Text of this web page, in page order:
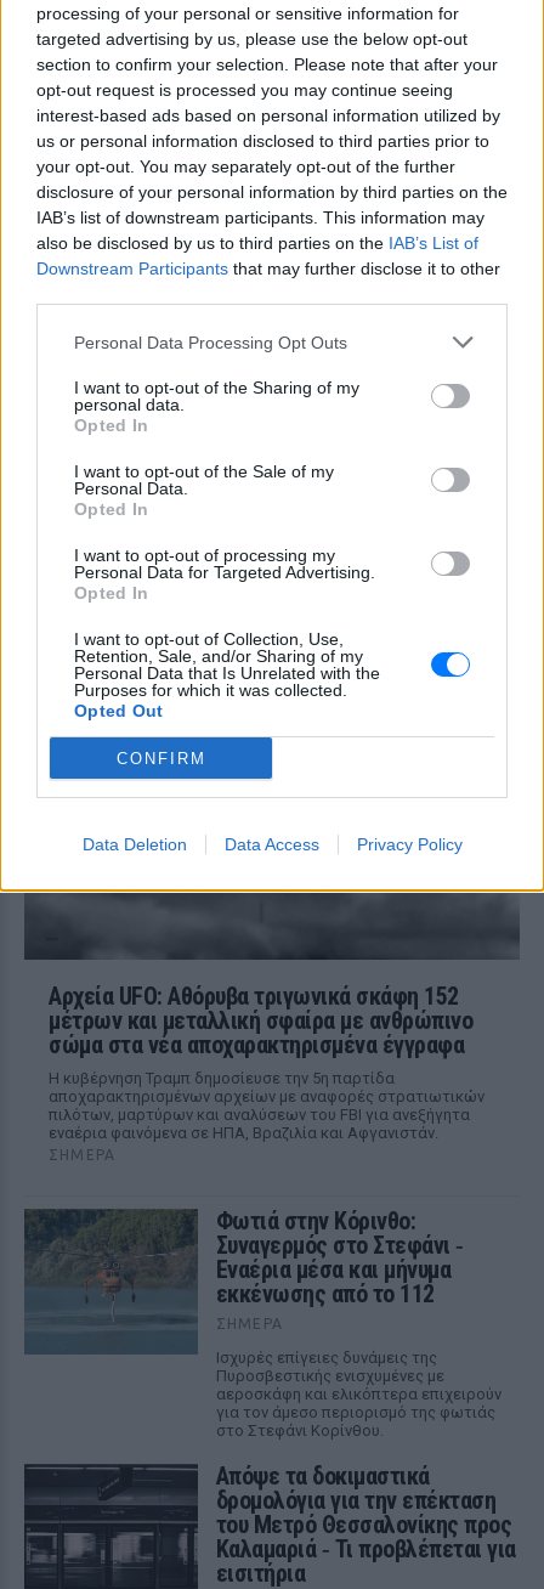
processing of your personal or sensitive information for
targeted advertising by us, please use the below opt-out
section to confirm your selection. Please note that after your
opt-out request is processed you may continue seeing
interest-based ads based on personal information utilized by
us or personal information disclosed to third parties prior to
your opt-out. You may separately opt-out of the further
disclosure of your personal information by third parties on the
IAB’s list of downstream participants. This information may
also be disclosed by us to third parties on the IAB’s List of
Downstream Participants that may further disclose it to other
Personal Data Processing Opt Outs
I want to opt-out of the Sharing of my
personal data.
Opted In
I want to opt-out of the Sale of my
Personal Data.
Opted In
I want to opt-out of processing my
Personal Data for Targeted Advertising.
Opted In
I want to opt-out of Collection, Use,
Retention, Sale, and/or Sharing of my
Personal Data that Is Unrelated with the
Purposes for which it was collected.
Opted Out
CONFIRM
Data Deletion Data Access Privacy Policy
ΣΤΗΝ ΙΔΙΑ ΚΑΤΗΓΟΡΙΑ
«Θέλω τον μπαμπά μου»: Το
βίντεο της μεθυσμένης οδηγού
που σκότωσε νύφη ώρες μετά
τον γάμο της
ΣΉΜΕΡΑ
Η Jamie Lee Komoroski, με αλκοόλ
τριπλάσιο του νόμιμου ορίου, έπεσε
πάνω στο golf cart των νεόνυμφων στο
αστυνομικό τμήμα αποκαλύπτει τη
σύγκρουση
Τροχαίο στις Σέρρες: «Έχασα τη
γυναίκα και το παιδί μου, τα
πατέρα
φορτηγό στην επαρχιακή οδό Αμφίπολης
– Δράμας, κοντά στην Παλαιοκώμη.
Καταδίωξη στο κέντρο της
Θεσσαλονίκης: Έσπασαν το
τζάμι του οδηγού – «Μην κάνεις
μ@@@», του φώναζαν
λευκό όχημα έχασε τον έλεγχο και
καρφώθηκε πάνω σε κολονάκια.
Αρχεία UFO: Αθόρυβα τριγωνικά σκάφη 152
μέτρων και μεταλλική σφαίρα με ανθρώπινο
σώμα στα νέα αποχαρακτηρισμένα έγγραφα
Η κυβέρνηση Τραμπ δημοσίευσε την 5η παρτίδα
αποχαρακτηρισμένων αρχείων με αναφορές στρατιωτικών
πιλότων, μαρτύρων και αναλύσεων του FBI για ανεξήγητα
εναέρια φαινόμενα σε ΗΠΑ, Βραζιλία και Αφγανιστάν.
ΣΉΜΕΡΑ
Φωτιά στην Κόρινθο:
Συναγερμός στο Στεφάνι ‑
Εναέρια μέσα και μήνυμα
εκκένωσης από το 112
ΣΉΜΕΡΑ
Ισχυρές επίγειες δυνάμεις της
Πυροσβεστικής ενισχυμένες με
αεροσκάφη και ελικόπτερα επιχειρούν
για τον άμεσο περιορισμό της φωτιάς
στο Στεφάνι Κορίνθου.
Απόψε τα δοκιμαστικά
δρομολόγια για την επέκταση
του Μετρό Θεσσαλονίκης προς
Καλαμαριά ‑ Τι προβλέπεται για
εισιτήρια